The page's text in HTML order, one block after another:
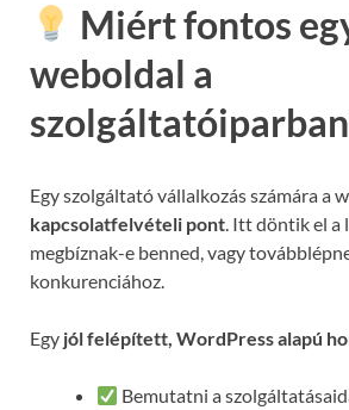
Miért fontos
weboldal a
Egy szolgáltató vállalkozás számára a
kapcsolatfelvételi pont. Itt döntik el a
megbíznak-e benned, vagy
konkurenciához.
Egy jól felépített, WordPress alapú
Bemutatni a